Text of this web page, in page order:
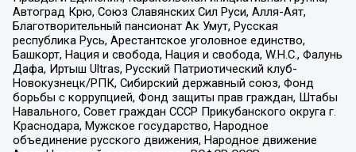
Автоград Крю, Союз Славянских Сил Руси, Алля-Аят,
Благотворительный пансионат Ак Умут, Русская
республика Русь, Арестантское уголовное единство,
Башкорт, Нация и свобода, Нация и свобода, W.H.С., Фалунь
Дафа, Иртыш Ultras, Русский Патриотический клуб-
Новокузнецк/РПК, Сибирский державный союз, Фонд
борьбы с коррупцией, Фонд защиты прав граждан, Штабы
Навального, Совет граждан СССР Прикубанского округа г.
Краснодара, Мужское государство, Народное
объединение русского движения, Народное движение